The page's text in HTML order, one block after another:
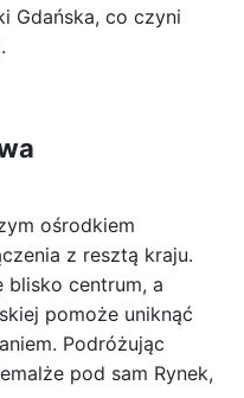
Gdańska, co czyni
ośrodkiem
z resztą kraju.
blisko centrum, a
pomoże uniknąć
Podróżując
pod sam Rynek,